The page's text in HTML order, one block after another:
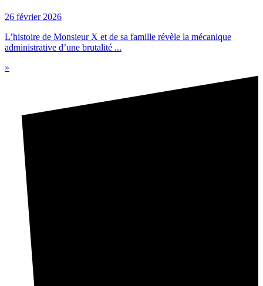
26 février 2026
L’histoire de Monsieur X et de sa famille révèle la mécanique
administrative d’une brutalité ...
»